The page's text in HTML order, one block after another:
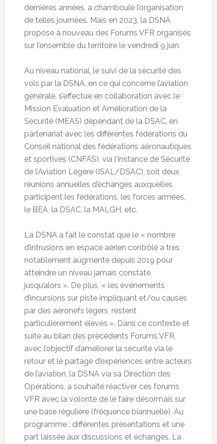
dernières années, a chamboulé l’organisation
de telles journées. Mais en 2023, la DSNA
propose à nouveau des Forums VFR organisés
sur l’ensemble du territoire le vendredi 9 juin.
Au niveau national, le suivi de la sécurité des
vols par la DSNA, en ce qui concerne l’aviation
générale, s’effectue en collaboration avec le
Mission Evaluation et Amélioration de la
Sécurité (MEAS) dépendant de la DSAC, en
partenariat avec les différentes fédérations du
Conseil national des fédérations aéronautiques
et sportives (CNFAS), via l’Instance de Sécurité
de l’Aviation Légère (ISAL/DSAC), soit deux
réunions annuelles d’échanges auxquelles
participent les fédérations, les forces armées,
le BEA, la DSAC, la MALGH, etc.
La DSNA a fait le constat que le « nombre
d’intrusions en espace aérien contrôlé a très
notablement augmenté depuis 2019 pour
atteindre un niveau jamais constaté
jusqu’alors ». De plus, « les événements
d’incursions sur piste impliquant et/ou causés
par des aéronefs légers, restent
particulièrement élevés ». Dans ce contexte et
suite au bilan des précédents Forums VFR,
avec l’objectif d’améliorer la sécurité via le
retour et le partage d’expériences entre acteurs
de l’aviation, la DSNA via sa Direction des
Opérations, a souhaité réactiver ces forums
VFR avec la volonté de le faire désormais sur
une base régulière (fréquence biannuelle). Au
programme : différentes présentations et une
part laissée aux discussions et échanges. La